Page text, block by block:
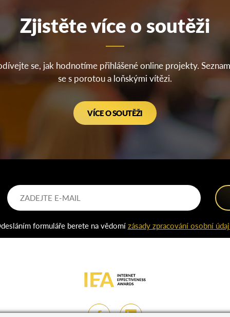
Zjistěte více o soutěži
se, jak hodnotíme přihlášené online projekty.
se s porotou a loňskými vítězi.
VÍCE O SOUTĚŽI
formuláře berete na vědomízásady zpracování osobní